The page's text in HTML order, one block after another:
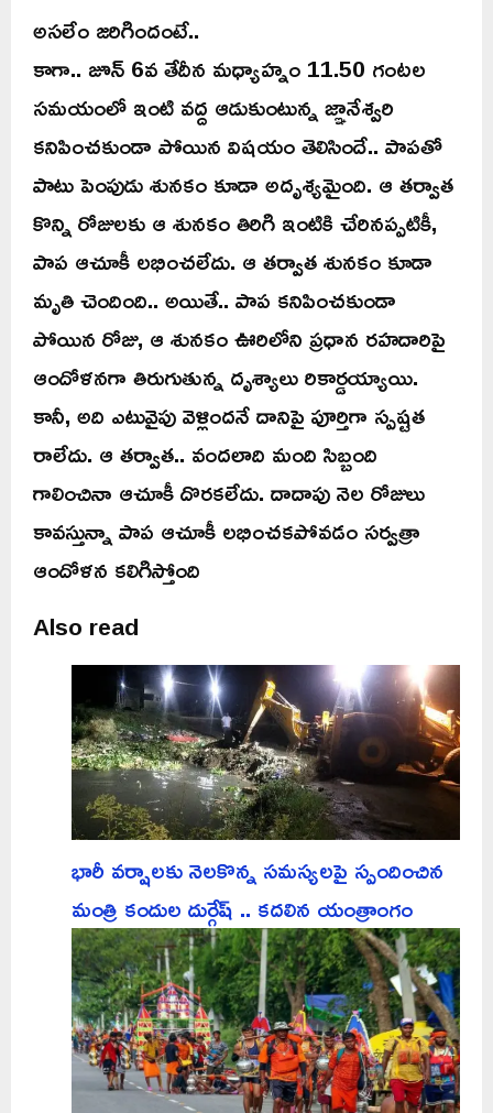
అసలేం జరిగిందంటే..
కాగా.. జూన్ 6వ తేదీన మధ్యాహ్నం 11.50 గంటల
సమయంలో ఇంటి వద్ద ఆడుకుంటున్న జ్ఞానేశ్వరి
కనిపించకుండా పోయిన విషయం తెలిసిందే.. పాపతో
పాటు పెంపుడు శునకం కూడా అదృశ్యమైంది. ఆ తర్వాత
కొన్ని రోజులకు ఆ శునకం తిరిగి ఇంటికి చేరినప్పటికీ,
పాప ఆచూకీ లభించలేదు. ఆ తర్వాత శునకం కూడా
మృతి చెందింది.. అయితే.. పాప కనిపించకుండా
పోయిన రోజు, ఆ శునకం ఊరిలోని ప్రధాన రహదారిపై
ఆందోళనగా తిరుగుతున్న దృశ్యాలు రికార్డయ్యాయి.
కానీ, అది ఎటువైపు వెళ్లిందనే దానిపై పూర్తిగా స్పష్టత
రాలేదు. ఆ తర్వాత.. వందలాది మంది సిబ్బంది
గాలించినా ఆచూకీ దొరకలేదు. దాదాపు నెల రోజులు
కావస్తున్నా పాప ఆచూకీ లభించకపోవడం సర్వత్రా
ఆందోళన కలిగిస్తోంది
Also read
భారీ వర్షాలకు నెలకొన్న సమస్యలపై స్పందించిన
మంత్రి కందుల దుర్గేష్ .. కదలిన యంత్రాంగం